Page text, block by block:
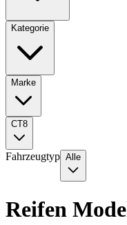
Kategorie
Marke
CT8
Fahrzeugtyp Alle
Reifen